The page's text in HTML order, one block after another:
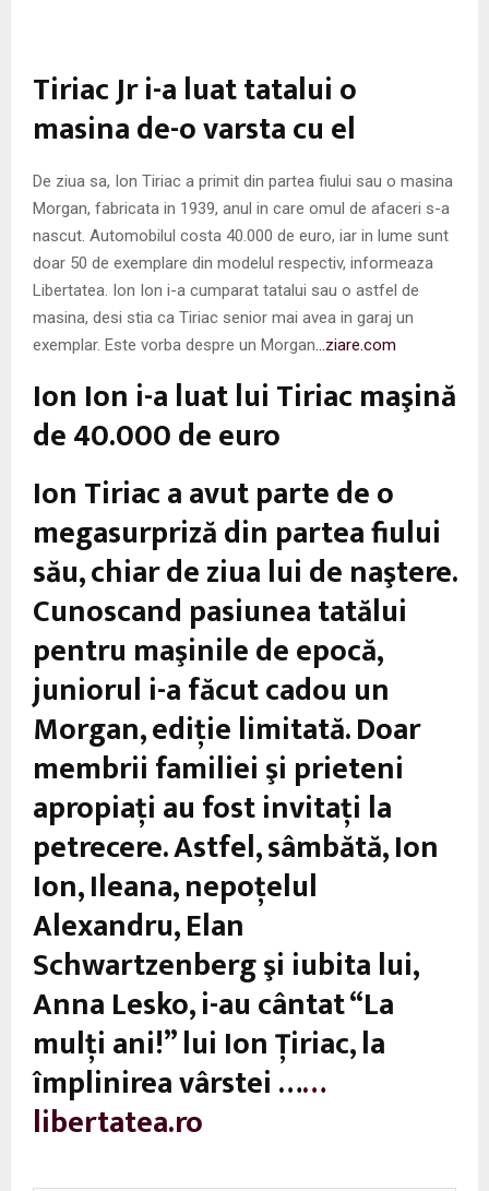
N
U
Tiriac Jr i-a luat tatalui o
masina de-o varsta cu el
De ziua sa, Ion Tiriac a primit din partea fiului sau o masina
Morgan, fabricata in 1939, anul in care omul de afaceri s-a
nascut. Automobilul costa 40.000 de euro, iar in lume sunt
doar 50 de exemplare din modelul respectiv, informeaza
Libertatea. Ion Ion i-a cumparat tatalui sau o astfel de
masina, desi stia ca Tiriac senior mai avea in garaj un
exemplar. Este vorba despre un Morgan …ziare.com
Ion Ion i-a luat lui Tiriac maşină
de 40.000 de euro
Ion Tiriac a avut parte de o
megasurpriză din partea fiului
său, chiar de ziua lui de naştere.
Cunoscand pasiunea tatălui
pentru maşinile de epocă,
juniorul i-a făcut cadou un
Morgan, ediţie limitată. Doar
membrii familiei şi prieteni
apropiaţi au fost invitaţi la
petrecere. Astfel, sâmbătă, Ion
Ion, Ileana, nepoţelul
Alexandru, Elan
Schwartzenberg şi iubita lui,
Anna Lesko, i-au cântat “La
mulţi ani!” lui Ion Țiriac, la
împlinirea vârstei ……
libertatea.ro